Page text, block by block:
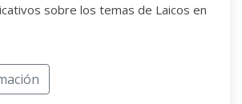
sobre los temas de Laicos en